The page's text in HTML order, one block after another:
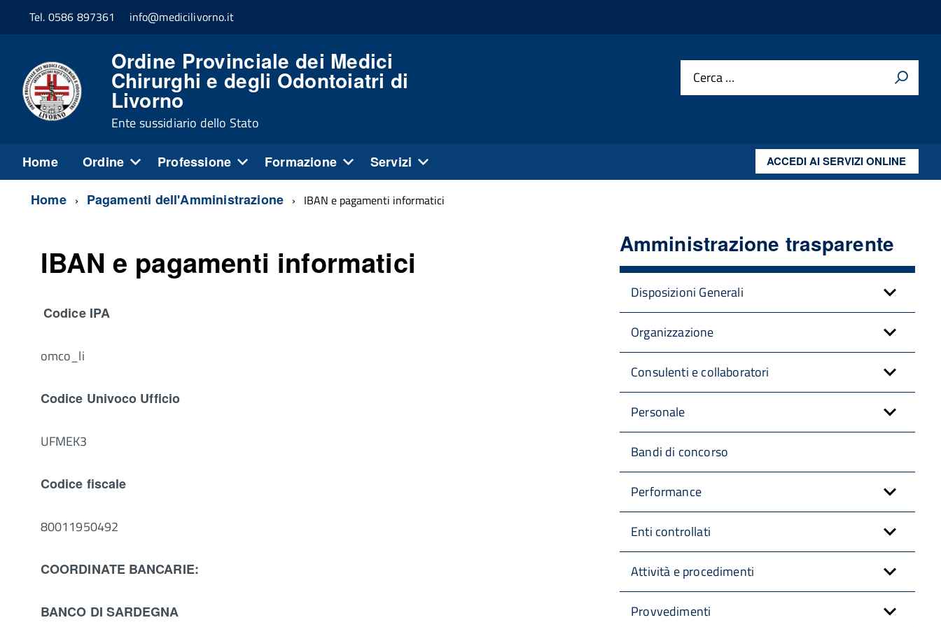
Tel. 0586 897361 info@medicilivorno.it
Ordine Provinciale dei Medici
Chirurghi e degli Odontoiatri di
Livorno
Ente sussidiario dello Stato
Cerca …
Home Ordine Professione Formazione Servizi ACCEDI AI SERVIZI ONLINE
Home Pagamenti dell'Amministrazione IBAN e pagamenti informatici
IBAN e pagamenti informatici
Codice IPA
omco_li
Codice Univoco Ufficio
UFMEK3
Codice fiscale
80011950492
COORDINATE BANCARIE:
BANCO DI SARDEGNA
Amministrazione trasparente
Disposizioni Generali
Organizzazione
Consulenti e collaboratori
Personale
Bandi di concorso
Performance
Enti controllati
Attività e procedimenti
Provvedimenti